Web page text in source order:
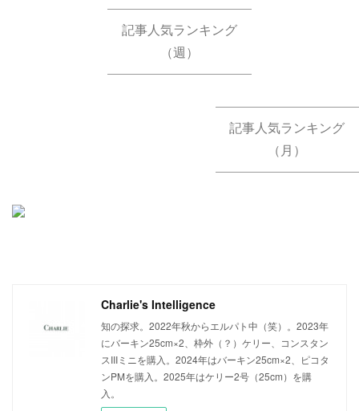
記事人気ランキング
（週）
記事人気ランキング
（月）
Charlie's Intelligence
知の探求。2022年秋からエルパト中（笑）。2023年
にバーキン25cm×2、枠外（？）ケリー、コンスタン
スIIIミニを購入。2024年はバーキン25cm×2、ピコタ
ンPMを購入。2025年はケリー2号（25cm）を購
入。